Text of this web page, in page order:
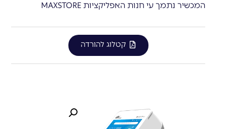
המכשיר נתמך עי חנות האפליקציות MAXSTORE
קטלוג להורדה